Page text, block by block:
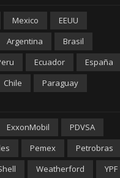
Mexico
EEUU
Argentina
Brasil
Ecuador
España
Chile Paraguay
ExxonMobil
PDVSA
Pemex
Petrobras
Weatherford YPF